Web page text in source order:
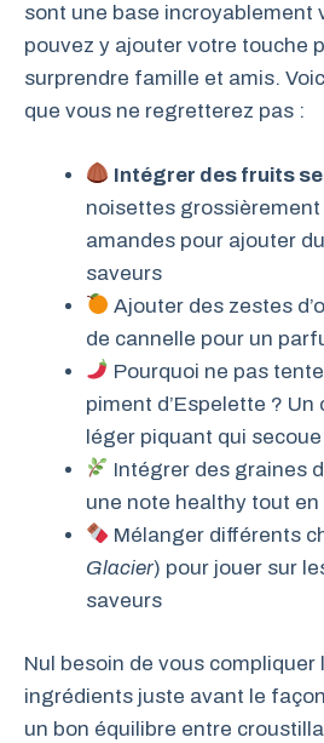
sont une base incroyablement
pouvez y ajouter votre touche
surprendre famille et amis.
que vous ne regretterez pas :
Intégrer des fruits
noisettes grossièrement
amandes pour ajouter
saveurs
Ajouter des zestes
de cannelle pour un
Pourquoi ne pas
piment d’Espelette ?
léger piquant qui
Intégrer des graines
une note healthy tout
Mélanger différents
Glacier) pour jouer sur
saveurs
Nul besoin de vous compliquer
ingrédients juste avant le
un bon équilibre entre